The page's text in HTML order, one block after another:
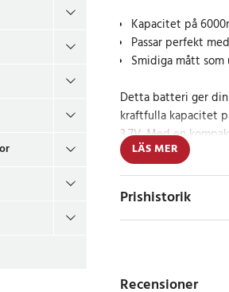
Kapacitet på
Passar perfekt
Smidiga mått
Detta batteri ger
kraftfulla kapacitet
3,7V. Med en
mm passar det
till ett pålitligt
du förväntar dig.
Pålitligt batteri
detta högkvalitativa
LÄS MER
Prishistorik
Recensioner